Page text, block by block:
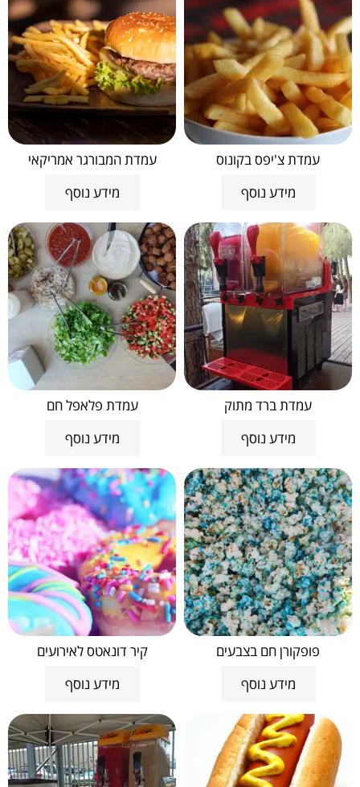
עמדת צ'יפס בקונוס
מידע נוסף
עמדת המבורגר אמריקאי
מידע נוסף
עמדת ברד מתוק
מידע נוסף
עמדת פלאפל חם
מידע נוסף
פופקורן חם בצבעים
מידע נוסף
קיר דונאטס לאירועים
מידע נוסף